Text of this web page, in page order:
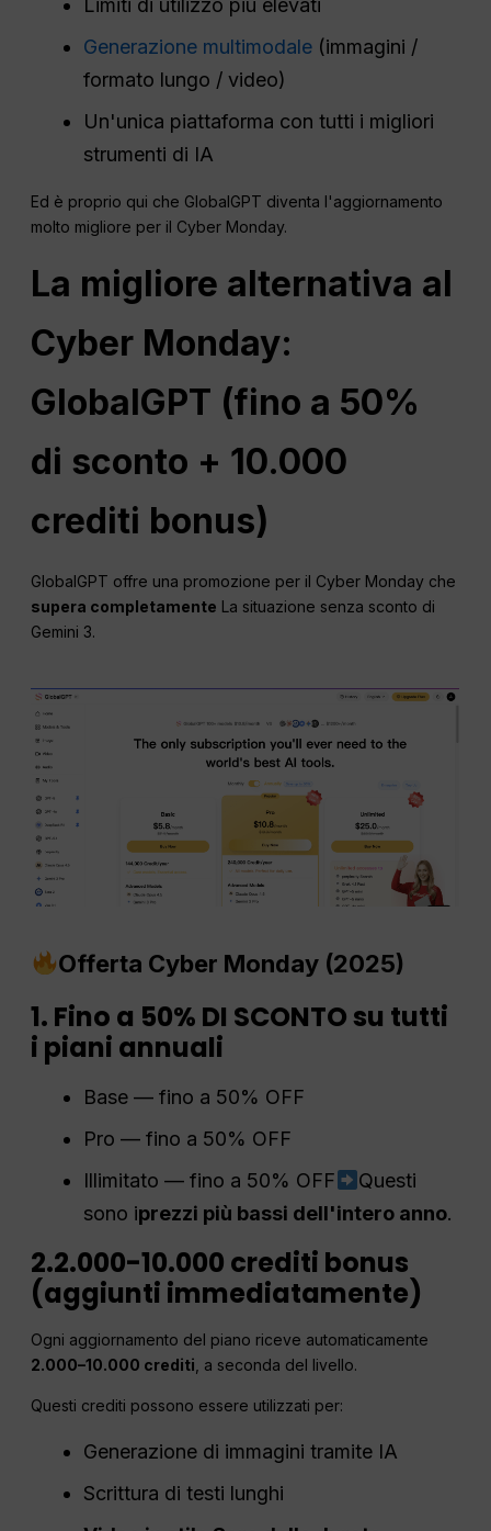
Limiti di utilizzo più elevati
Generazione multimodale (immagini /
formato lungo / video)
Un'unica piattaforma con tutti i migliori
strumenti di IA
Ed è proprio qui che GlobalGPT diventa l'aggiornamento
molto migliore per il Cyber Monday.
La migliore alternativa al
Cyber Monday:
GlobalGPT (fino a 50%
di sconto + 10.000
crediti bonus)
GlobalGPT offre una promozione per il Cyber Monday che
supera completamente La situazione senza sconto di
Gemini 3.
Offerta Cyber Monday (2025)
1. Fino a 50% DI SCONTO su tutti
i piani annuali
Base — fino a 50% OFF
Pro — fino a 50% OFF
Illimitato — fino a 50% OFF
Questi
sono iprezzi più bassi dell'intero anno.
2.2.000-10.000 crediti bonus
(aggiunti immediatamente)
Ogni aggiornamento del piano riceve automaticamente
2.000–10.000 crediti , a seconda del livello.
Questi crediti possono essere utilizzati per:
Generazione di immagini tramite IA
Scrittura di testi lunghi